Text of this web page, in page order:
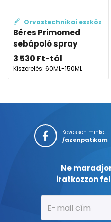
Orvostechnikai eszköz
Béres Primomed
sebápoló spray
3 530 Ft-tól
Kiszerelés: 60ML-150ML
Kövessen minket
/azenpatikam
Ne
iratkozzon